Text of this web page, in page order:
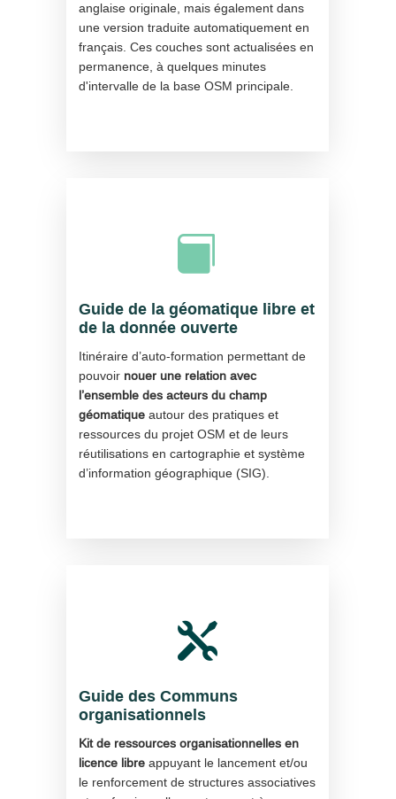
anglaise originale, mais également dans
une version traduite automatiquement en
français. Ces couches sont actualisées en
permanence, à quelques minutes
d'intervalle de la base OSM principale.

Guide de la géomatique libre et
de la donnée ouverte
Itinéraire d’auto-formation permettant de
pouvoir nouer une relation avec
l’ensemble des acteurs du champ
géomatique autour des pratiques et
ressources du projet OSM et de leurs
réutilisations en cartographie et système
d’information géographique (SIG).

Guide des Communs
organisationnels
Kit de ressources organisationnelles en
licence libre appuyant le lancement et/ou
le renforcement de structures associatives